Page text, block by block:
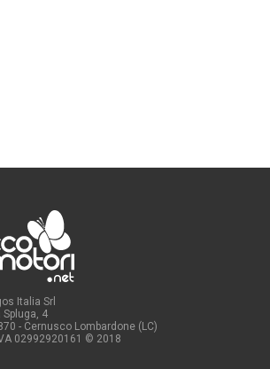
Italia Srl
Spluga, 4
- Cernusco Lombardone (LC)
02992920161 © 2018